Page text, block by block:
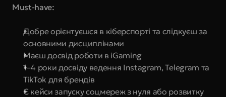
Must-have:
Добре орієнтуєшся в кіберспорті та слідкуєш за
основними дисциплінами
Маєш досвід роботи в iGaming
1–4 роки досвіду ведення Instagram, Telegram та
TikTok для брендів
Є кейси запуску соцмереж з нуля або розвитку